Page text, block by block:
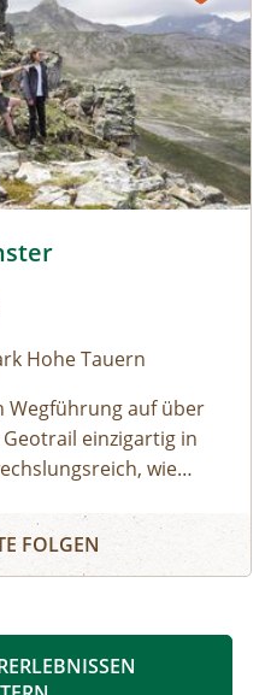
Hohe Tauern
Wegführung auf über
einzigartig in
wie
Nirgendwo
so
FOLGEN